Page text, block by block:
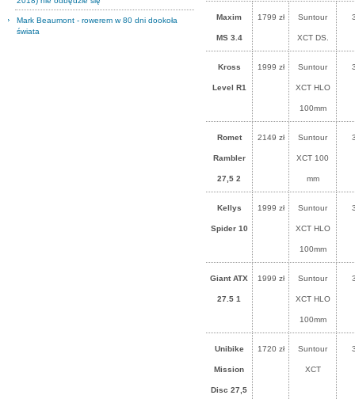
Mark Beaumont - rowerem w 80 dni dookoła
świata
Maxim
MS 3.4
1799 zł Suntour
XCT DS.
Kross
Level R1
1999 zł Suntour
XCT HLO
100mm
Romet
Rambler
27,5 2
2149 zł Suntour
XCT 100
mm
Kellys
Spider 10
1999 zł Suntour
XCT HLO
100mm
Giant ATX
27.5 1
1999 zł Suntour
XCT HLO
100mm
Unibike
Mission
Disc 27,5
1720 zł Suntour
XCT